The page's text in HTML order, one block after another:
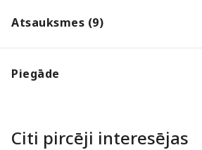
Atsauksmes (9)
Piegāde
Citi pircēji interesējas